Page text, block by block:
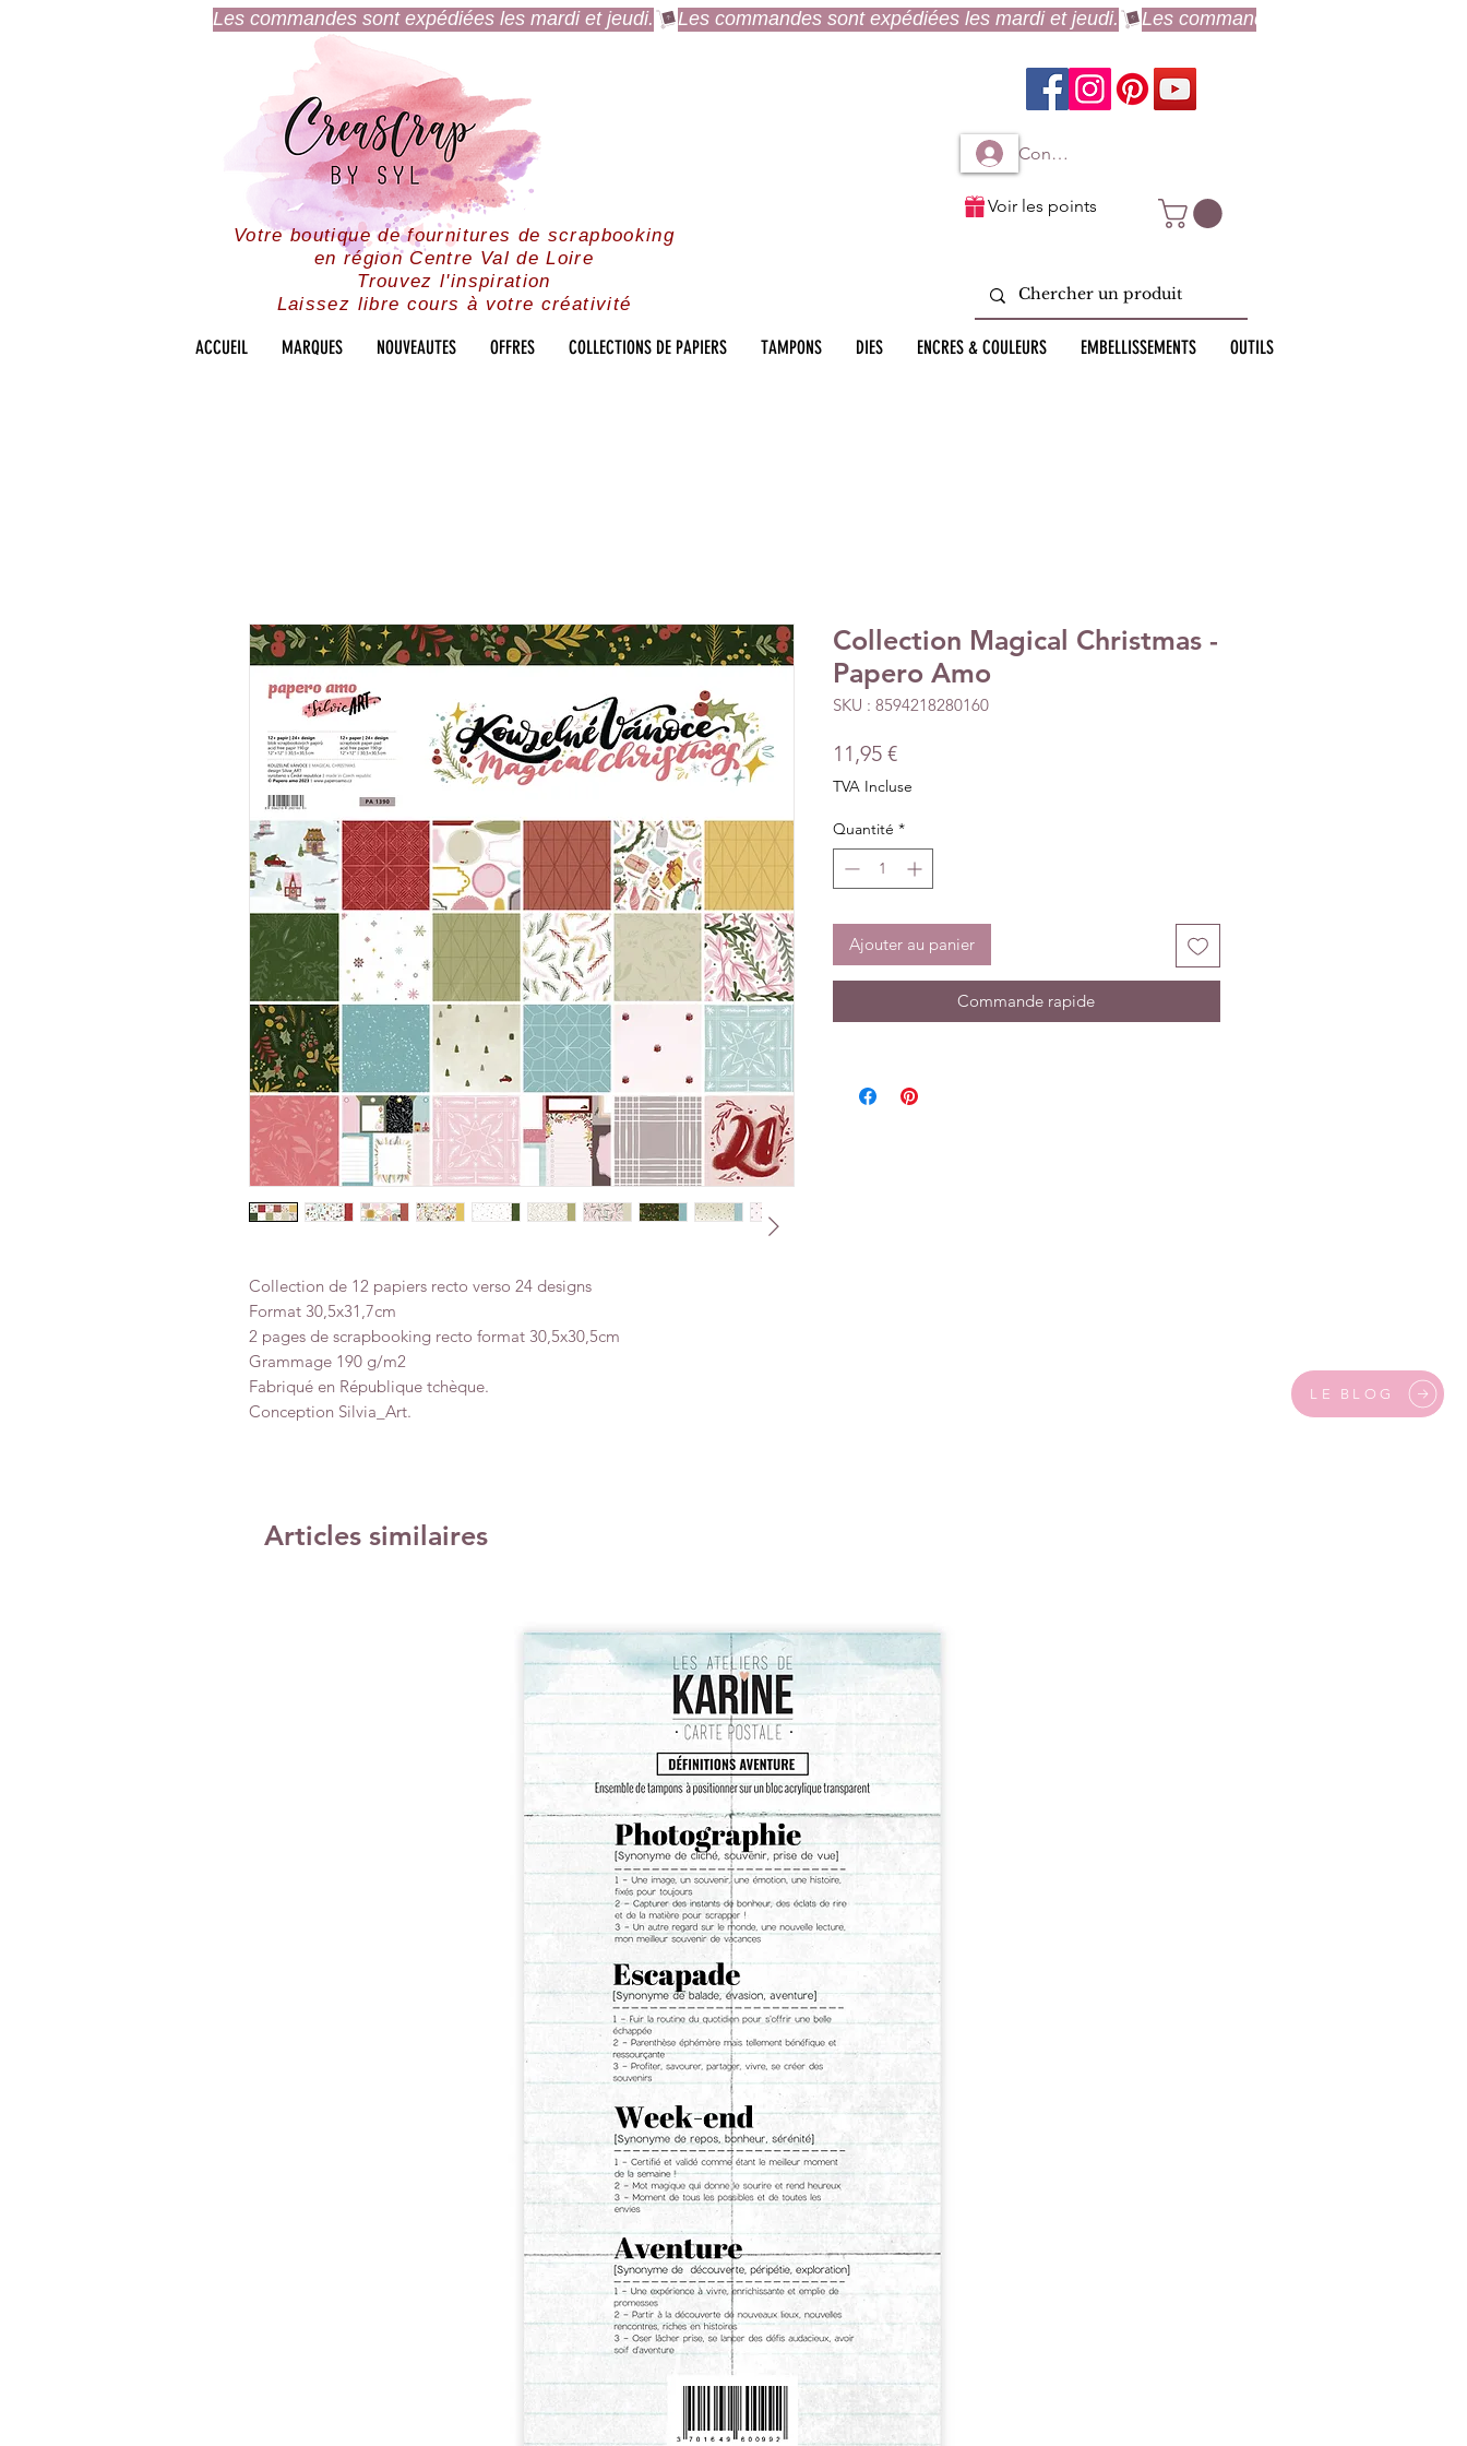
Les commandes sont expédiées les mardi et jeudi.
Votre boutique de fournitures de scrapbooking
en région Centre Val de Loire
Trouvez l'inspiration
Laissez libre cours à votre créativité
Connexion à mon compte
Voir les points
ACCUEIL MARQUES NOUVEAUTES OFFRES COLLECTIONS DE PAPIERS TAMPONS DIES ENCRES & COULEURS EMBELLISSEMENTS OUTILS
LE BLOG
Collection de 12 papiers recto verso 24 designs
Format 30,5x31,7cm
2 pages de scrapbooking recto format 30,5x30,5cm
Grammage 190 g/m2
Fabriqué en République tchèque.
Conception Silvia_Art.
Collection Magical Christmas -
Papero Amo
SKU : 8594218280160
11,95 €Prix
TVA Incluse
Quantité *
Ajouter au panier
Commande rapide
Articles similaires